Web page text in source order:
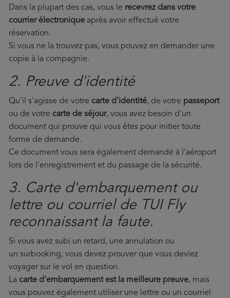
Dans la plupart des cas, vous le recevrez dans votre
courrier électronique après avoir effectué votre
réservation.
Si vous ne la trouvez pas, vous pouvez en demander une
copie à la compagnie.
2. Preuve d'identité
Qu'il s'agisse de votre carte d'identité, de votre passeport
ou de votre carte de séjour, vous avez besoin d'un
document qui prouve qui vous êtes pour initier toute
forme de demande.
Ce document vous sera également demandé à l'aéroport
lors de l'enregistrement et du passage de la sécurité.
3. Carte d'embarquement ou
lettre ou courriel de TUI Fly
reconnaissant la faute.
Si vous avez subi un retard, une annulation ou
un surbooking, vous devez prouver que vous deviez
voyager sur le vol en question.
La carte d'embarquement est la meilleure preuve, mais
vous pouvez également utiliser une lettre ou un courriel